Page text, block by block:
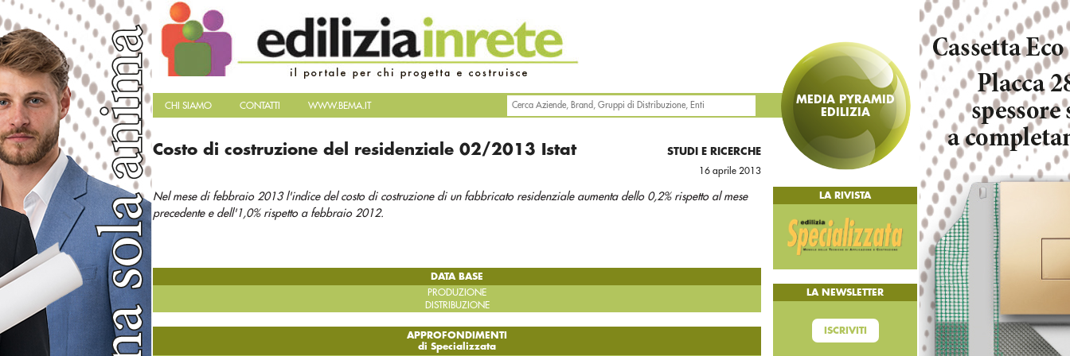
CHI SIAMO CONTATTI WWW.BEMA.IT
MEDIA PYRAMID
EDILIZIA
STUDI E RICERCHE
16 aprile 2013
Costo di costruzione del residenziale 02/2013 Istat
Nel mese di febbraio 2013 l'indice del costo di costruzione di un fabbricato residenziale aumenta dello 0,2% rispetto al mese
precedente e dell'1,0% rispetto a febbraio 2012.
DATA BASE
PRODUZIONE
DISTRIBUZIONE
APPROFONDIMENTI
di Specializzata
LA RIVISTA
LA NEWSLETTER
ISCRIVITI